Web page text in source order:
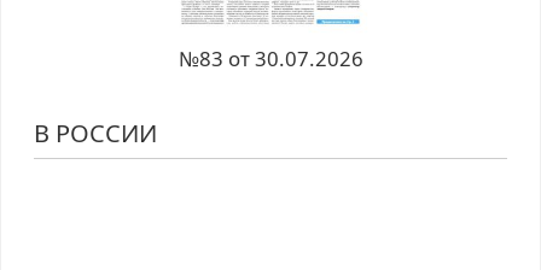
№83 от 30.07.2026
В РОССИИ